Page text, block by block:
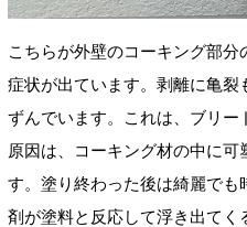
こちらが外壁のコーキング部分
症状が出ています。剥離に亀
ずんでいます。これは、ブリ
原因は、コーキング材の中に可
す。塗り終わった後は綺麗で
剤が塗料と反応して浮き出てく